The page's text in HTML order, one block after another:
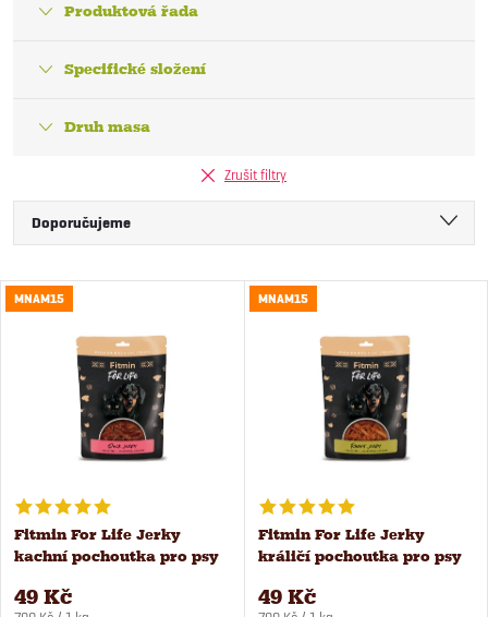
Produktová řada
Specifické složení
Druh masa
Zrušit filtry
Ř
a
í
p
Doporučujeme
Nejdražší
Nejprodávanější
Abecedně
V
s
p
MNAM15
Fitmin For Life Jerky
kachní pochoutka pro psy
49 Kč
MNAM15
Fitmin For Life Jerky
králičí pochoutka pro psy
49 Kč